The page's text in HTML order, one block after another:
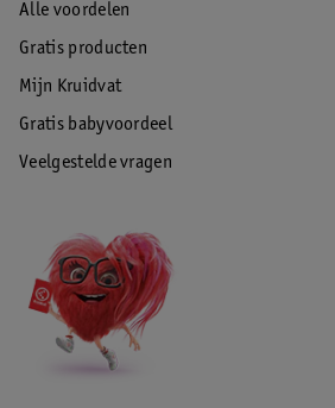
Alle voordelen
Gratis producten
Mijn Kruidvat
Gratis babyvoordeel
Veelgestelde vragen